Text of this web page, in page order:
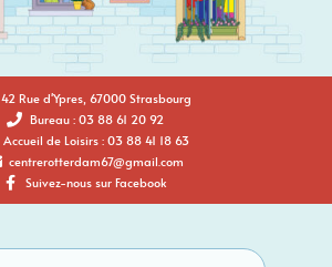
42 Rue d'Ypres, 67000 Strasbourg
Bureau : 03 88 61 20 92
Accueil de Loisirs : 03 88 41 18 63
centrerotterdam67@gmail.com
Suivez-nous sur Facebook